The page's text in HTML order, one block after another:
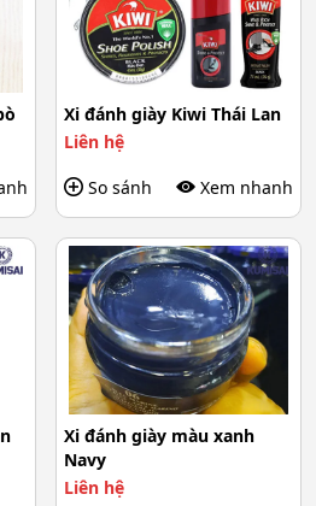
Xi đánh giày Kiwi Thái Lan
Liên hệ
So sánh
Xem nhanh
Xi đánh giày màu xanh
Navy
Liên hệ